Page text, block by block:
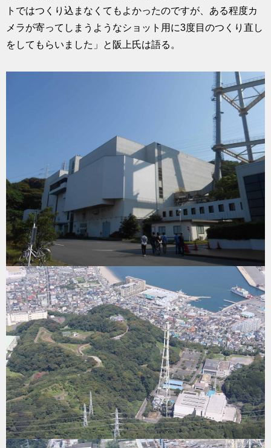
トではつくり込まなくてもよかったのですが、ある程度カ
メラが寄ってしまうようなショット用に3度目のつくり直し
をしてもらいました」と阪上氏は語る。